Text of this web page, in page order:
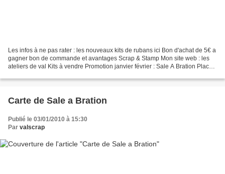
Les infos à ne pas rater : les nouveaux kits de rubans ici Bon d'achat de 5€ a
gagner bon de commande et avantages Scrap & Stamp Mon site web : les
ateliers de val Kits à vendre Promotion janvier février : Sale A Bration Place
Carte de Sale a Bration
Publié le 03/01/2010 à 15:30
Par valscrap